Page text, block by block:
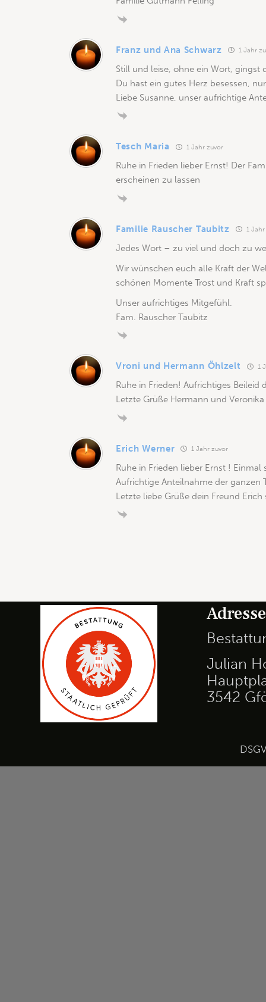
Franz und Ana Schwarz 1 Jahr
Still und leise, ohne ein Wort, gingst
Du hast ein gutes Herz besessen,
Liebe Susanne, unser aufrichtige
Tesch Maria 1 Jahr zuvor
Ruhe in Frieden lieber Ernst! Der
erscheinen zu lassen
Familie Rauscher Taubitz 1
Jedes Wort – zu viel und doch zu
Wir wünschen euch alle Kraft der
schönen Momente Trost und Kraft
Unser aufrichtiges Mitgefühl.
Fam. Rauscher Taubitz
Vroni und Hermann Öhlzelt 1
Ruhe in Frieden! Aufrichtiges Beileid
Letzte Grüße Hermann und
Erich Werner 1 Jahr zuvor
Ruhe in Frieden lieber Ernst !
Aufrichtige Anteilnahme der ganzen
Letzte liebe Grüße dein Freund Erich
Adresse
Julian
3542